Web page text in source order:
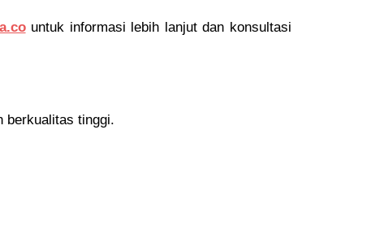
untuk informasi lebih lanjut dan konsultasi
berkualitas tinggi.